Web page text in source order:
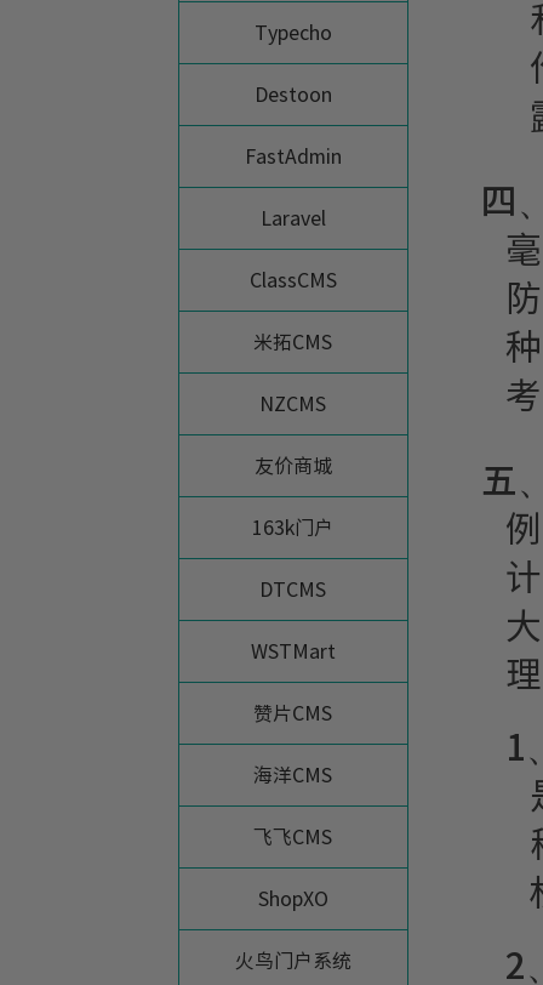
Typecho
Destoon
FastAdmin
Laravel
ClassCMS
米拓CMS
NZCMS
友价商城
163k门户
DTCMS
WSTMart
赞片CMS
海洋CMS
飞飞CMS
ShopXO
火鸟门户系统
四
五
1
2